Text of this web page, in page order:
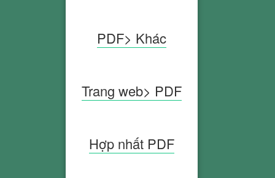
PDF> Khác
Trang web> PDF
Hợp nhất PDF